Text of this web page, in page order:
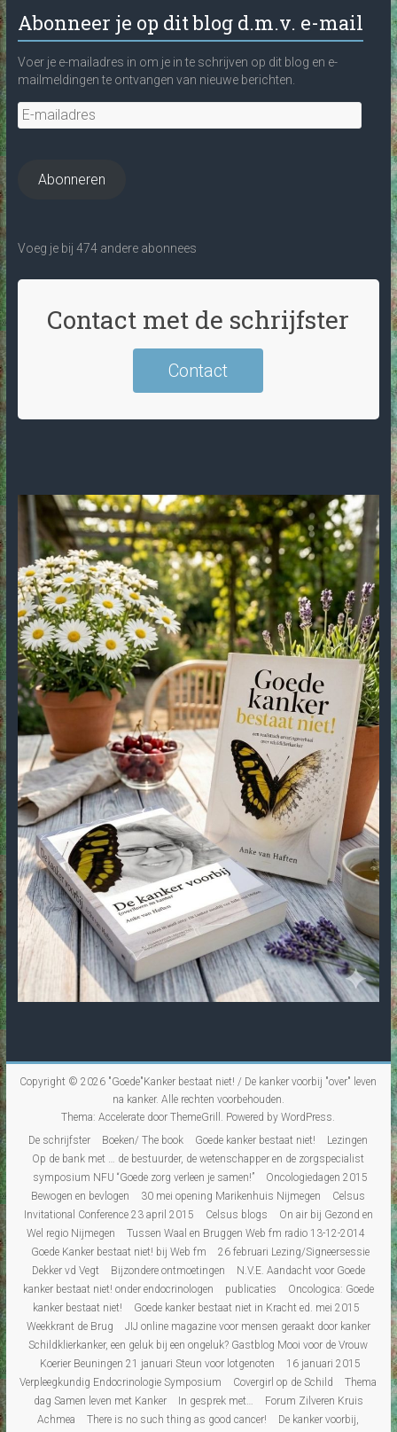
Abonneer je op dit blog d.m.v. e-mail
Voer je e-mailadres in om je in te schrijven op dit blog en e-
mailmeldingen te ontvangen van nieuwe berichten.
E-
mailadres
Abonneren
Voeg je bij 474 andere abonnees
Contact met de schrijfster
Contact
Copyright © 2026 "Goede"Kanker bestaat niet! / De kanker voorbij "over" leven
na kanker. Alle rechten voorbehouden.
Thema:Accelerate door ThemeGrill. Powered byWordPress.
De schrijfster
Boeken/ The book Goede kanker bestaat niet!
Lezingen
Op de bank met … de bestuurder, de wetenschapper en de zorgspecialist
symposium NFU “Goede zorg verleen je samen!”
Oncologiedagen 2015
Bewogen en bevlogen
30 mei opening Marikenhuis Nijmegen
Celsus
Invitational Conference 23 april 2015
Celsus blogs
On air bij Gezond en
Wel regio Nijmegen
Tussen Waal en Bruggen Web fm radio 13-12-2014
Goede Kanker bestaat niet! bij Web fm
26 februari Lezing/Signeersessie
Dekker vd Vegt
Bijzondere ontmoetingen
N.V.E. Aandacht voor Goede
kanker bestaat niet! onder endocrinologen
publicaties
Oncologica: Goede
kanker bestaat niet!
Goede kanker bestaat niet in Kracht ed. mei 2015
Weekkrant de Brug
JIJ online magazine voor mensen geraakt door kanker
Schildklierkanker, een geluk bij een ongeluk? Gastblog Mooi voor de Vrouw
Koerier Beuningen 21 januari Steun voor lotgenoten
16 januari 2015
Verpleegkundig Endocrinologie Symposium
Covergirl op de Schild
Thema
dag Samen leven met Kanker
In gesprek met…
Forum Zilveren Kruis
Achmea
There is no such thing as good cancer! De kanker voorbij,